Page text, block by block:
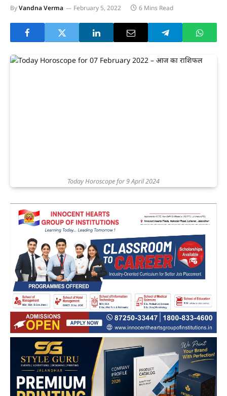
ByVandna Verma February 5, 2022 6 Mins Read
Today Horoscope for 9 April 2024